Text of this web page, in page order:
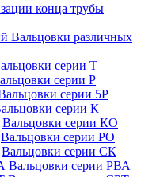
конца трубы
Вальцовки различных
серии Т
серии Р
серии 5Р
серии К
Вальцовки серии КО
Вальцовки серии РО
Вальцовки серии СК
Вальцовки серии РВА